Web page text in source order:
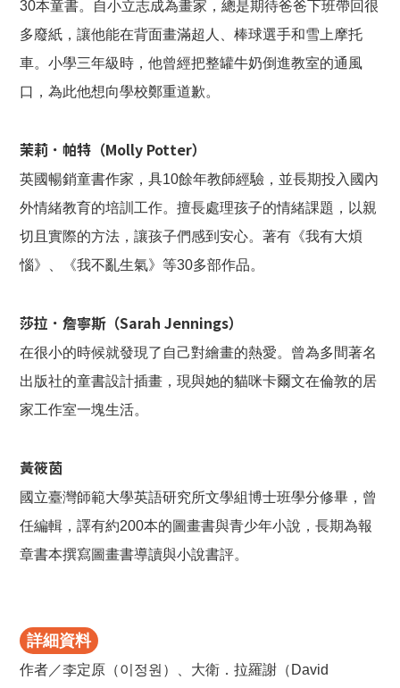
30本童書。自小立志成為畫家，總是期待爸爸下班帶回很
多廢紙，讓他能在背面畫滿超人、棒球選手和雪上摩托
車。小學三年級時，他曾經把整罐牛奶倒進教室的通風
口，為此他想向學校鄭重道歉。
茉莉．帕特（Molly Potter）
英國暢銷童書作家，具10餘年教師經驗，並長期投入國內
外情緒教育的培訓工作。擅長處理孩子的情緒課題，以親
切且實際的方法，讓孩子們感到安心。著有《我有大煩
惱》、《我不亂生氣》等30多部作品。
莎拉．詹寧斯（Sarah Jennings）
在很小的時候就發現了自己對繪畫的熱愛。曾為多間著名
出版社的童書設計插畫，現與她的貓咪卡爾文在倫敦的居
家工作室一塊生活。
黃筱茵
國立臺灣師範大學英語研究所文學組博士班學分修畢，曾
任編輯，譯有約200本的圖畫書與青少年小說，長期為報
章書本撰寫圖畫書導讀與小說書評。
詳細資料
作者／李定原（이정원）、大衛．拉羅謝（David